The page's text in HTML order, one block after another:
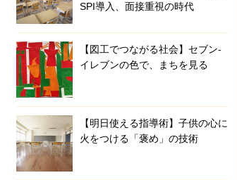
SPI導入、面接重視の時代
【図工でつながる社会】セブン‐
イレブンの色で、まちを見る
【明日使える指導術】子供の心に
火をつける「褒め」の技術